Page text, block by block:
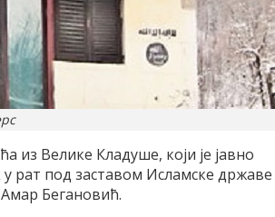
из Велике Кладуше, који је јавно
рат под заставом Исламске државе
Бегановић.